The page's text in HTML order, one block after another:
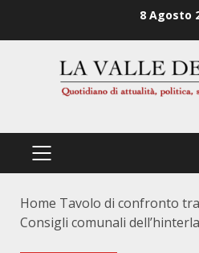
8 Agosto
PRIMÄRES
Home Tavolo di confronto
Consigli comunali